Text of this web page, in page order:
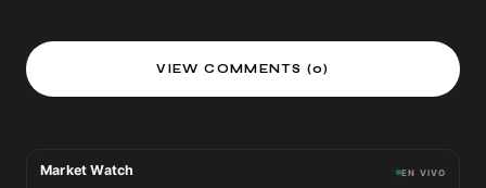
VIEW COMMENTS (0)
Market Watch EN VIVO